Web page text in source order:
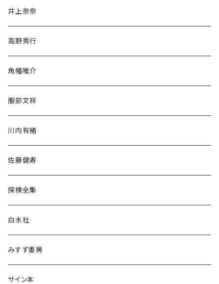
文学・小説・物語
随筆・ノンフィクション・その他
民族・風習
言語・ことば
井上奈奈
高野秀行
角幡唯介
服部文祥
川内有緒
佐藤健寿
探検全集
白水社
みすず書房
サイン本